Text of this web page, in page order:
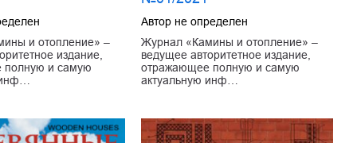
и отопление» –
издание,
полную и самую
инф…
Автор не определен
Журнал «Камины и отопление» –
ведущее авторитетное издание,
отражающее полную и самую
актуальную инф…